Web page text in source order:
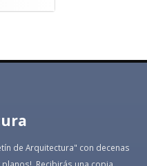
de Arquitectura" con decenas